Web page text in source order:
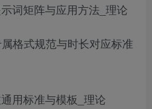
词矩阵与应用方法_理论
格式规范与时长对应标准
用标准与模板_理论